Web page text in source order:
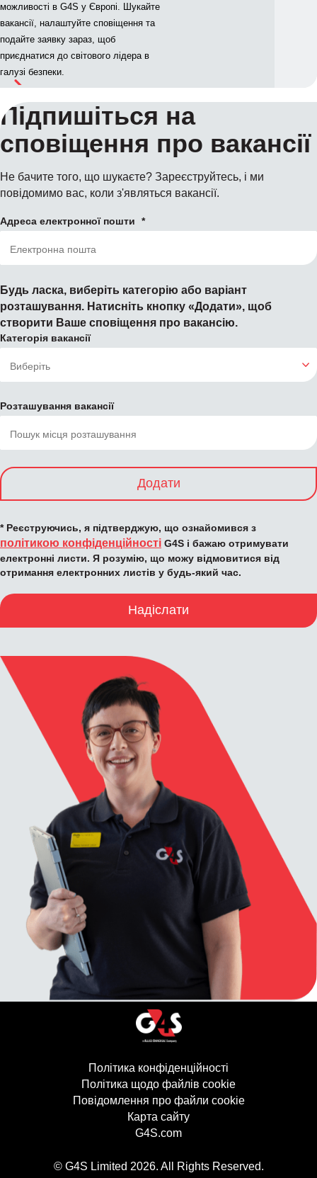
можливості в G4S у Європі. Шукайте
вакансії, налаштуйте сповіщення та
подайте заявку зараз, щоб
приєднатися до світового лідера в
галузі безпеки.
Підпишіться на
сповіщення про вакансії
Не бачите того, що шукаєте? Зареєструйтесь, і ми
повідомимо вас, коли з'являться вакансії.
Адреса електронної пошти
Будь ласка, виберіть категорію або варіант
розташування. Натисніть кнопку «Додати», щоб
створити Ваше сповіщення про вакансію.
Категорія вакансії
Розташування вакансії
Додати
* Реєструючись, я підтверджую, що ознайомився з
політикою конфіденційності G4S і бажаю отримувати
електронні листи. Я розумію, що можу відмовитися від
отримання електронних листів у будь-який час.
Надіслати
Політика конфіденційності
Політика щодо файлів cookie
Повідомлення про файли cookie
Карта сайту
G4S.com
© G4S Limited 2026. All Rights Reserved.